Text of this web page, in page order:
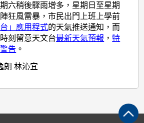
六稍後驟雨增多，星期日至星期
狂風雷暴，市民出門上班上學前
台」應用程式的天氣推送通知，而
刻留意天文台最新天氣預報 ，特
警告 。
朗 林沁宜